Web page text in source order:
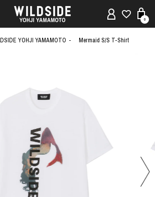
0
YOHJI YAMAMOTO Mermaid S/S T-Shirt